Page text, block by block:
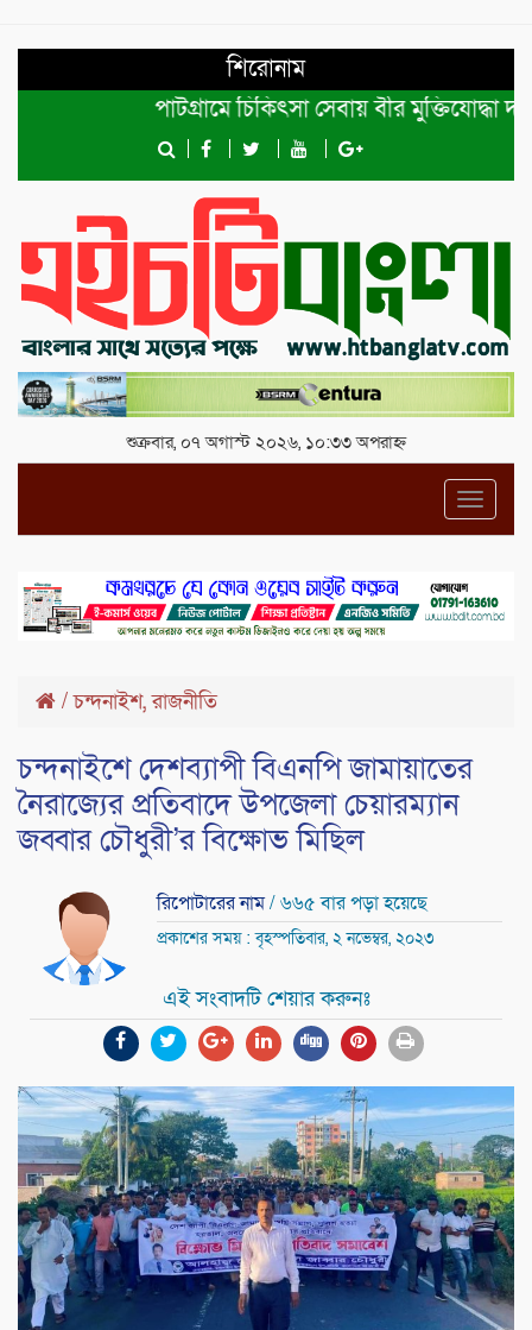
শিরোনাম
পাটগ্রামে চিকিৎসা সেবায় বীর মুক্তিযোদ্ধা দবির
শুক্রবার, ০৭ অগাস্ট ২০২৬, ১০:৩৩ অপরাহ্ন
/চন্দনাইশ,রাজনীতি
চন্দনাইশে দেশব্যাপী বিএনপি জামায়াতের
নৈরাজ্যের প্রতিবাদে উপজেলা চেয়ারম্যান
জব্বার চৌধুরী’র বিক্ষোভ মিছিল
রিপোটারের নাম/ ৬৬৫ বার পড়া হয়েছে
প্রকাশের সময় : বৃহস্পতিবার, ২ নভেম্বর, ২০২৩
এই সংবাদটি শেয়ার করুনঃ